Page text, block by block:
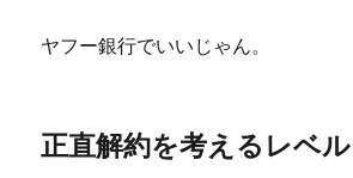
ヤフー銀行でいいじゃん。
正直解約を考えるレベル